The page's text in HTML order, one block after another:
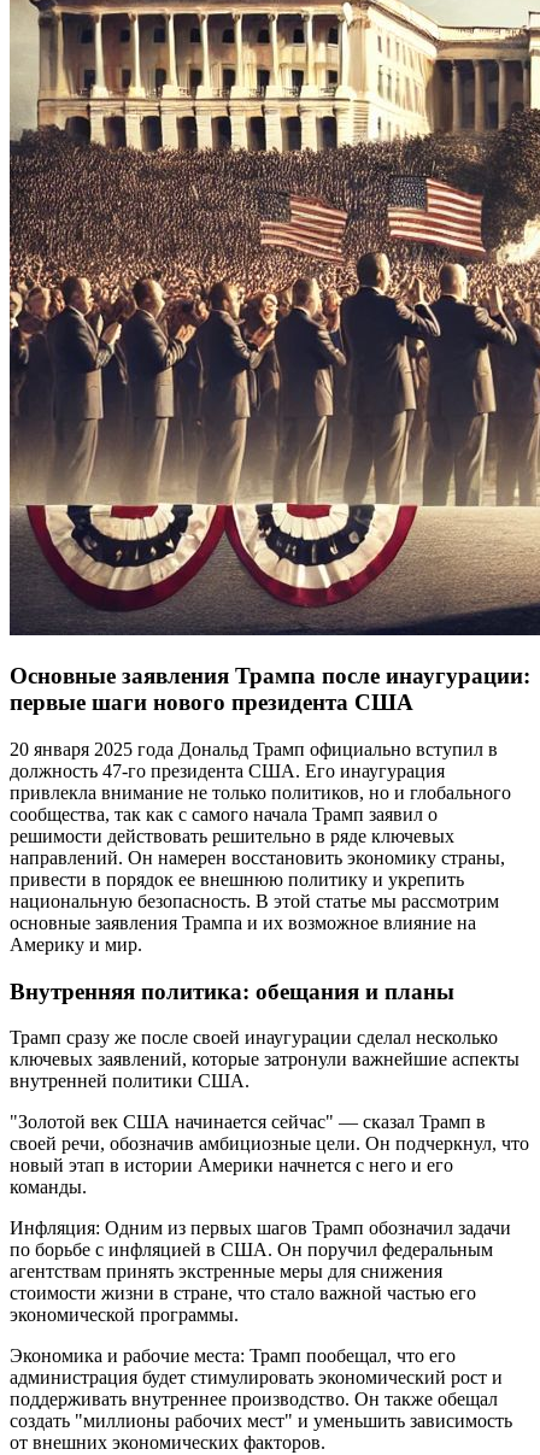
Основные заявления Трампа после инаугурации:
первые шаги нового президента США
20 января 2025 года Дональд Трамп официально вступил в
должность 47-го президента США. Его инаугурация
привлекла внимание не только политиков, но и глобального
сообщества, так как с самого начала Трамп заявил о
решимости действовать решительно в ряде ключевых
направлений. Он намерен восстановить экономику страны,
привести в порядок ее внешнюю политику и укрепить
национальную безопасность. В этой статье мы рассмотрим
основные заявления Трампа и их возможное влияние на
Америку и мир.
Внутренняя политика: обещания и планы
Трамп сразу же после своей инаугурации сделал несколько
ключевых заявлений, которые затронули важнейшие аспекты
внутренней политики США.
"Золотой век США начинается сейчас" — сказал Трамп в
своей речи, обозначив амбициозные цели. Он подчеркнул, что
новый этап в истории Америки начнется с него и его
команды.
Инфляция: Одним из первых шагов Трамп обозначил задачи
по борьбе с инфляцией в США. Он поручил федеральным
агентствам принять экстренные меры для снижения
стоимости жизни в стране, что стало важной частью его
экономической программы.
Экономика и рабочие места: Трамп пообещал, что его
администрация будет стимулировать экономический рост и
поддерживать внутреннее производство. Он также обещал
создать "миллионы рабочих мест" и уменьшить зависимость
от внешних экономических факторов.